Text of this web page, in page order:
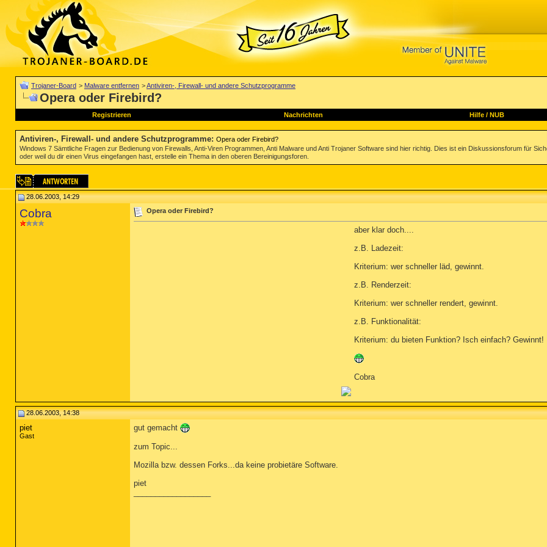
Trojaner-Board > Malware entfernen >Antiviren-, Firewall- und andere Schutzprogramme
Opera oder Firebird?
Registrieren Nachrichten Hilfe/ NUB
Antiviren-, Firewall- und andere Schutzprogramme: Opera oder Firebird?
Windows 7 Sämtliche Fragen zur Bedienung von Firewalls, Anti-Viren Programmen, Anti Malware und Anti Trojaner Software sind hier richtig. Dies ist ein Diskussionsforum für
oder weil du dir einen Virus eingefangen hast, erstelle ein Thema in den oberen Bereinigungsforen.
28.06.2003, 14:29
Cobra Opera oder Firebird?
aber klar doch....
z.B. Ladezeit:
Kriterium: wer schneller läd, gewinnt.
z.B. Renderzeit:
Kriterium: wer schneller rendert, gewinnt.
z.B. Funktionalität:
Kriterium: du bieten Funktion? Isch einfach? Gewinnt!
Cobra
28.06.2003, 14:38
piet
Gast
gut gemacht
zum Topic...
Mozilla bzw. dessen Forks...da keine probietäre Software.
piet